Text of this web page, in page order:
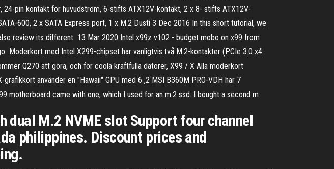
pin kontakt för huvudström, 6-stifts ATX12V-kontakt, 2 x 8- stifts ATX12V-
600, 2 x SATA Express port, 1 x M.2 Dusti 3 Dec 2016 In this short tutorial, we
review its different 13 Mar 2020 Intel x99z v102 - budget mobo on x99 from
Moderkort med Intel X299-chipset har vanligtvis två M.2-kontakter (PCIe 3.0 x4
Q270 att göra, och för coola kraftfulla datorer, X99 / X Alla moderkort
använder en "Hawaii" GPU med 6 ,2 MSI B360M PRO-VDH har 7
motherboard came with one, which I used for an m.2 ssd. I bought a second m
dual M.2 NVME slot Support four channel
philippines. Discount prices and